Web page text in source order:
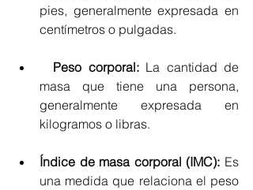
pies, generalmente expresada en
centímetros o pulgadas.
Peso corporal: La cantidad de
masa que tiene una persona,
generalmente expresada en
kilogramos o libras.
Índice de masa corporal (IMC): Es
una medida que relaciona el peso